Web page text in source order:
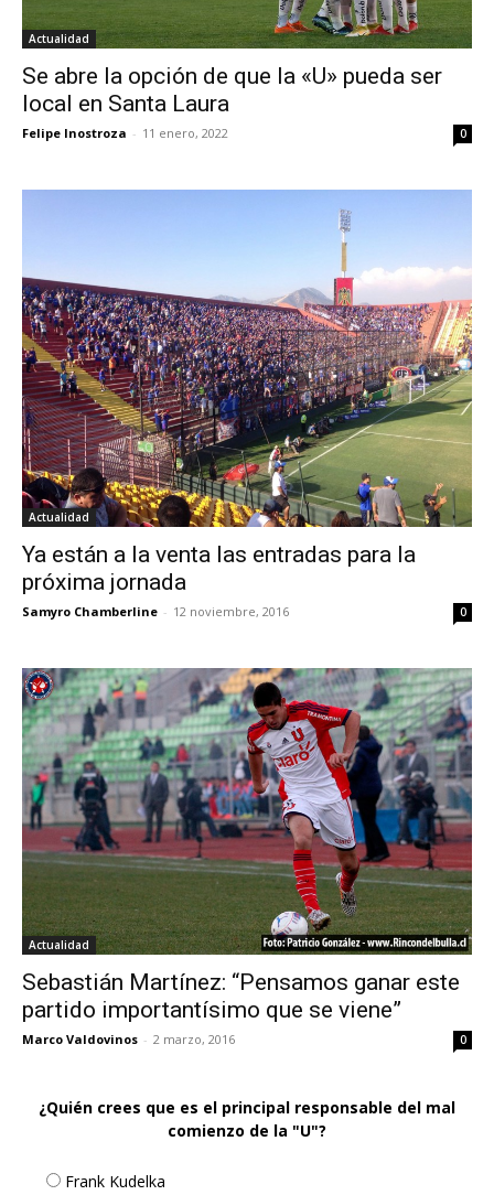
Actualidad
Se abre la opción de que la «U» pueda ser
local en Santa Laura
Felipe Inostroza - 11 enero, 2022 0
Actualidad
Ya están a la venta las entradas para la
próxima jornada
Samyro Chamberline - 12 noviembre, 2016 0
Actualidad
Sebastián Martínez: “Pensamos ganar este
partido importantísimo que se viene”
Marco Valdovinos - 2 marzo, 2016 0
¿Quién crees que es el principal responsable del mal
comienzo de la "U"?
Frank Kudelka